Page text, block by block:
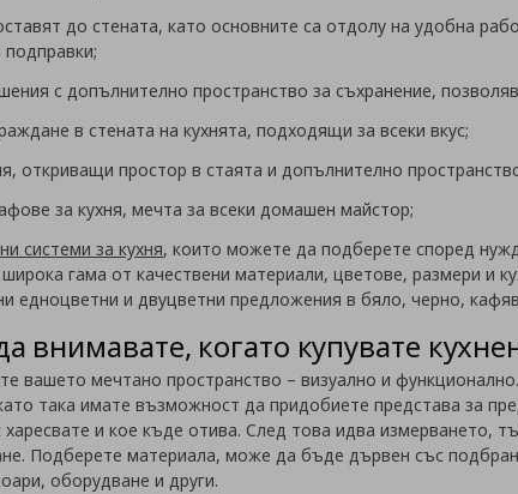
до стената, като основните са отдолу на удобна
подправки;
с допълнително пространство за съхранение,
в стената на кухнята, подходящи за всеки вкус;
откриващи простор в стаята и допълнително
за кухня, мечта за всеки домашен майстор;
системи за кухня, които можете да подберете според
гама от качествени материали, цветове, размери и
едноцветни и двуцветни предложения в бяло, черно,
внимавате, когато купувате
вашето мечтано пространство – визуално и
така имате възможност да придобиете представа за
и кое къде отива. След това идва измерването,
Подберете материала, може да бъде дървен със
оборудване и други.